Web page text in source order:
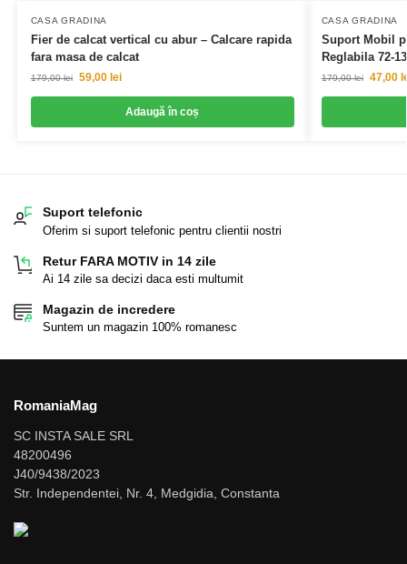
CASA GRADINA
Fier de calcat vertical cu abur – Calcare rapida
fara masa de calcat
179,00lei 59,00 lei
Adaugă în coș
CASA GRADINA
Suport Mobil
Reglabila 72-
179,00lei 47,00
Suport telefonic
Oferim si suport telefonic pentru clientii nostri
Retur FARA MOTIV in 14 zile
Ai 14 zile sa decizi daca esti multumit
Magazin de incredere
Suntem un magazin 100% romanesc
RomaniaMag
SC INSTA SALE SRL
48200496
J40/9438/2023
Str. Independentei, Nr. 4, Medgidia, Constanta